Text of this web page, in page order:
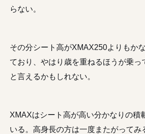
らない。
その分シート高がXMAX250よりもか
ており、やはり歳を重ねるほうが乗っ
と言えるかもしれない。
XMAXはシート高が高い分かなりの積
いる。高身長の方は一度またがってみ